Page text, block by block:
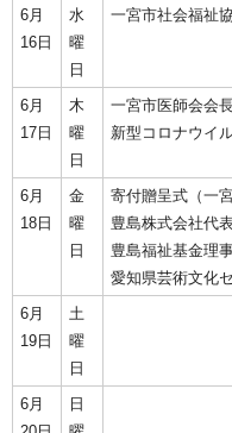
6月
16日
水
曜
日
一宮市社会福祉
6月
17日
木
曜
日
一宮市医師会会
新型コロナウイ
6月
18日
金
曜
日
寄付贈呈式（一
豊島株式会社代
豊島福祉基金理
愛知県芸術文化
6月
19日
土
曜
日
6月
日